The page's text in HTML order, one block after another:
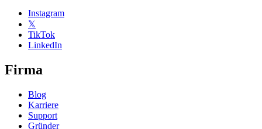
Instagram
𝕏
TikTok
LinkedIn
Firma
Blog
Karriere
Support
Gründer